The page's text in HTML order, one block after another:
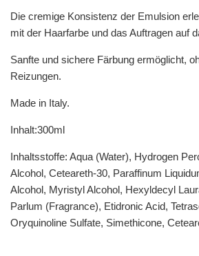
Die cremige Konsistenz der Emulsion
mit der Haarfarbe und das Auftragen auf
Sanfte und sichere Färbung ermöglicht,
Reizungen.
Made in Italy.
Inhalt:300ml
Inhaltsstoffe: Aqua (Water), Hydrogen
Alcohol, Ceteareth-30, Paraffinum
Alcohol, Myristyl Alcohol, Hexyldecyl
Parlum (Fragrance), Etidronic Acid,
Oryquinoline Sulfate, Simethicone,